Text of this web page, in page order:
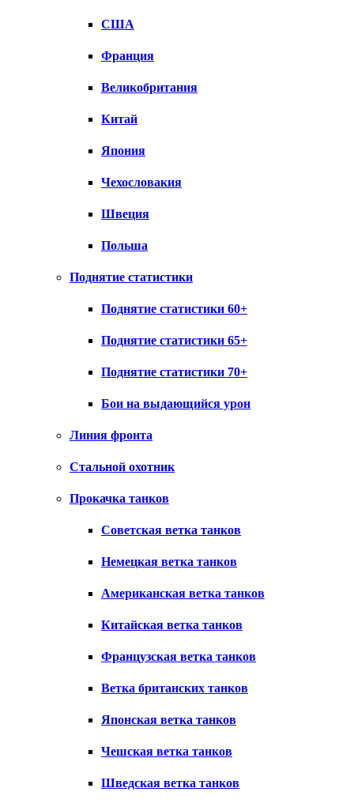
США
Франция
Великобритания
Китай
Япония
Чехословакия
Швеция
Польша
Поднятие статистики
Поднятие статистики 60+
Поднятие статистики 65+
Поднятие статистики 70+
Бои на выдающийся урон
Линия фронта
Стальной охотник
Прокачка танков
Советская ветка танков
Немецкая ветка танков
Американская ветка танков
Китайская ветка танков
Французская ветка танков
Ветка британских танков
Японская ветка танков
Чешская ветка танков
Шведская ветка танков